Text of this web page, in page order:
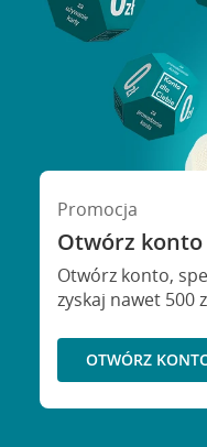
Promocja
Otwórz
Otwórz konto,
zyskaj nawet 500
OTWÓRZ